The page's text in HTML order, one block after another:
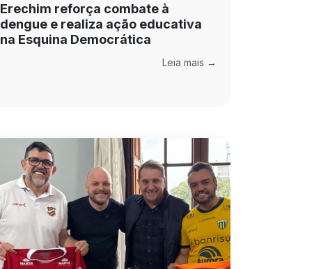
Erechim reforça combate à
dengue e realiza ação educativa
na Esquina Democrática
Leia mais →